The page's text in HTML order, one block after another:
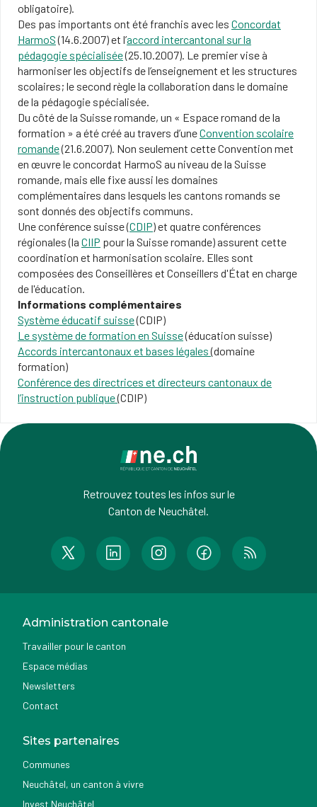
obligatoire).
Des pas importants ont été franchis avec les Concordat
HarmoS(14.6.2007) et l’accord intercantonal sur la
pédagogie spécialisée(25.10.2007). Le premier vise à
harmoniser les objectifs de l’enseignement et les structures
scolaires; le second règle la collaboration dans le domaine
de la pédagogie spécialisée.
Du côté de la Suisse romande, un « Espace romand de la
formation » a été créé au travers d’uneConvention scolaire
romande(21.6.2007). Non seulement cette Convention met
en œuvre le concordat HarmoS au niveau de la Suisse
romande, mais elle fixe aussi les domaines
complémentaires dans lesquels les cantons romands se
sont donnés des objectifs communs.
Une conférence suisse (CDIP) et quatre conférences
régionales (la CIIP pour la Suisse romande) assurent cette
coordination et harmonisation scolaire. Elles sont
composées des Conseillères et Conseillers d'État en charge
de l'éducation.
Informations complémentaires
Système éducatif suisse(CDIP)
Le système de formation en Suisse(éducation suisse)
Accords intercantonaux et bases légales(domaine
formation)
Conférence des directrices et directeurs cantonaux de
l’instruction publique(CDIP)
Retrouvez toutes les infos sur le
Canton de Neuchâtel.
Administration cantonale
Travailler pour le canton
Espace médias
Newsletters
Contact
Sites partenaires
Communes
Neuchâtel, un canton à vivre
Invest Neuchâtel